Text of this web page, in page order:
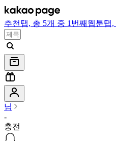
추천 탭, 총 5개 중 1번째 웹툰탭,
님
-
충전